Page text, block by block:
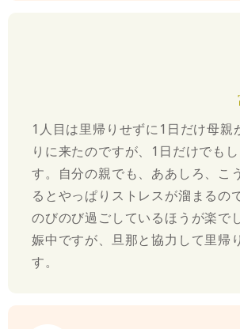
1人目は里帰りせずに1日だけ母親
りに来たのですが、1日だけでも
す。自分の親でも、ああしろ、こ
るとやっぱりストレスが溜まるの
のびのび過ごしているほうが楽で
娠中ですが、旦那と協力して里帰
す。